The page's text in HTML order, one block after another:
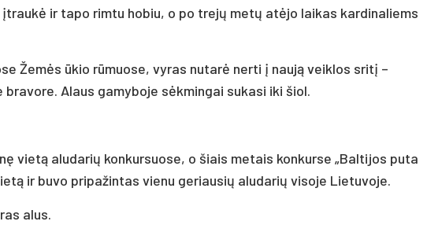
ir tapo rimtu hobiu, o po trejų metų atėjo laikas kardinaliems
Žemės ūkio rūmuose, vyras nutarė nerti į naują veiklos sritį –
Alaus gamyboje sėkmingai sukasi iki šiol.
vietą aludarių konkursuose, o šiais metais konkurse „Baltijos puta
ir buvo pripažintas vienu geriausių aludarių visoje Lietuvoje.
alus.